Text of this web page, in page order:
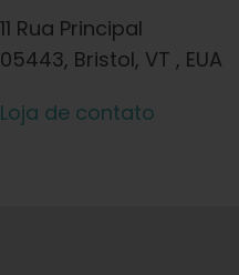
11 Rua Principal
05443, Bristol, VT , EUA
Loja de contato